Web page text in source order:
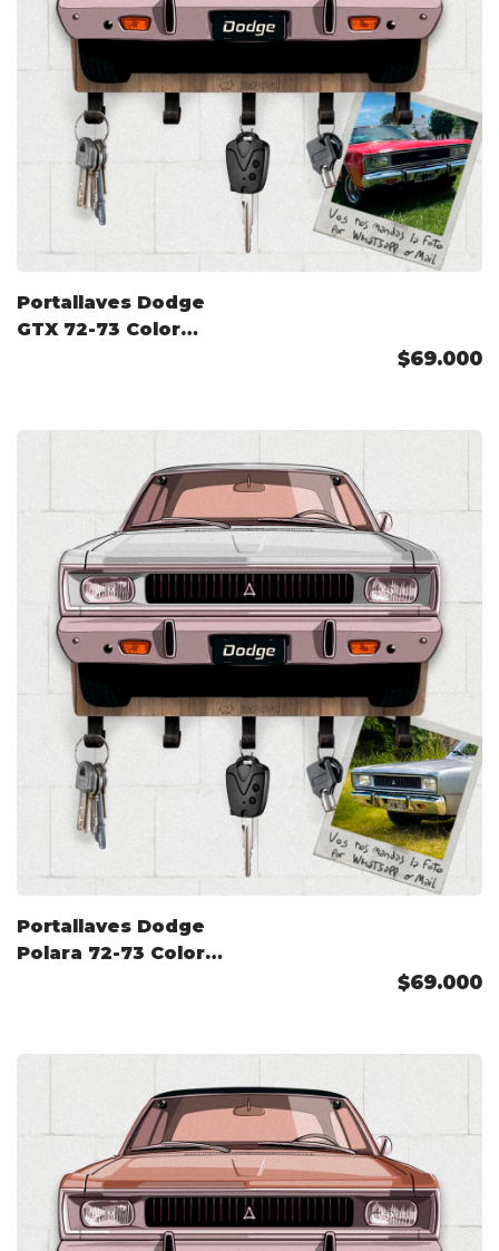
Portallaves Dodge
GTX 72-73 Color
$69.000
Portallaves Dodge
Polara 72-73 Color
$69.000